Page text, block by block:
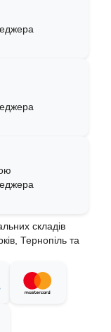
складів
Тернопіль та